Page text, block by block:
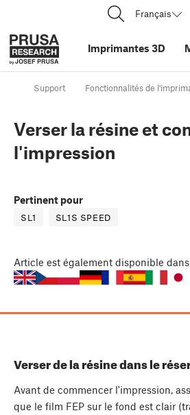
Français
Imprimantes 3D
Support Fonctionnalités de
Verser la résine et
l'impression
Pertinent pour
SL1 SL1S SPEED
Article est également disponible
Verser de la résine dans le
Avant de commencer l'impression,
que le film FEP sur le fond est clair